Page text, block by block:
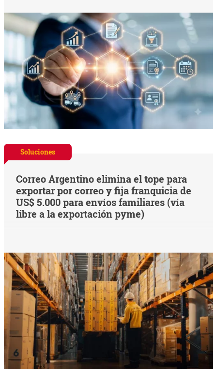
Soluciones
Correo Argentino elimina el tope para
exportar por correo y fija franquicia de
US$ 5.000 para envíos familiares (vía
libre a la exportación pyme)